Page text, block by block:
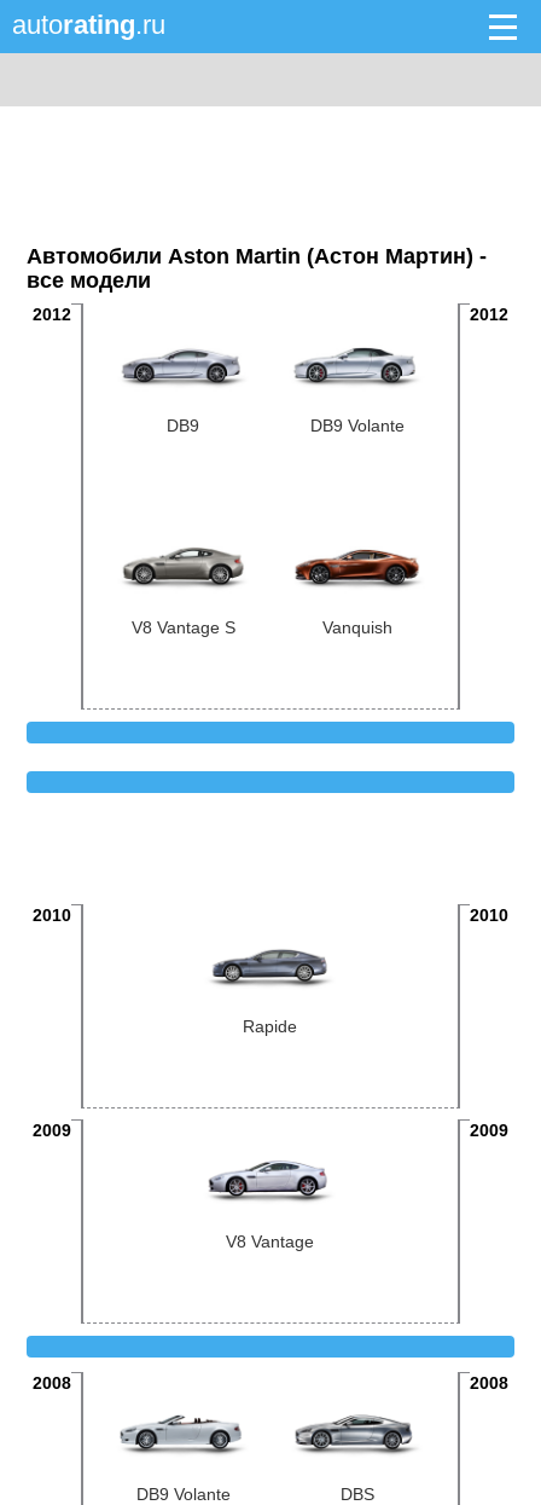
autorating.ru
Автомобили Aston Martin (Астон Мартин) -
все модели
2012 2012
DB9 DB9 Volante
V8 Vantage S Vanquish
2010 2010
Rapide
2009 2009
V8 Vantage
2008 2008
DB9 Volante DBS